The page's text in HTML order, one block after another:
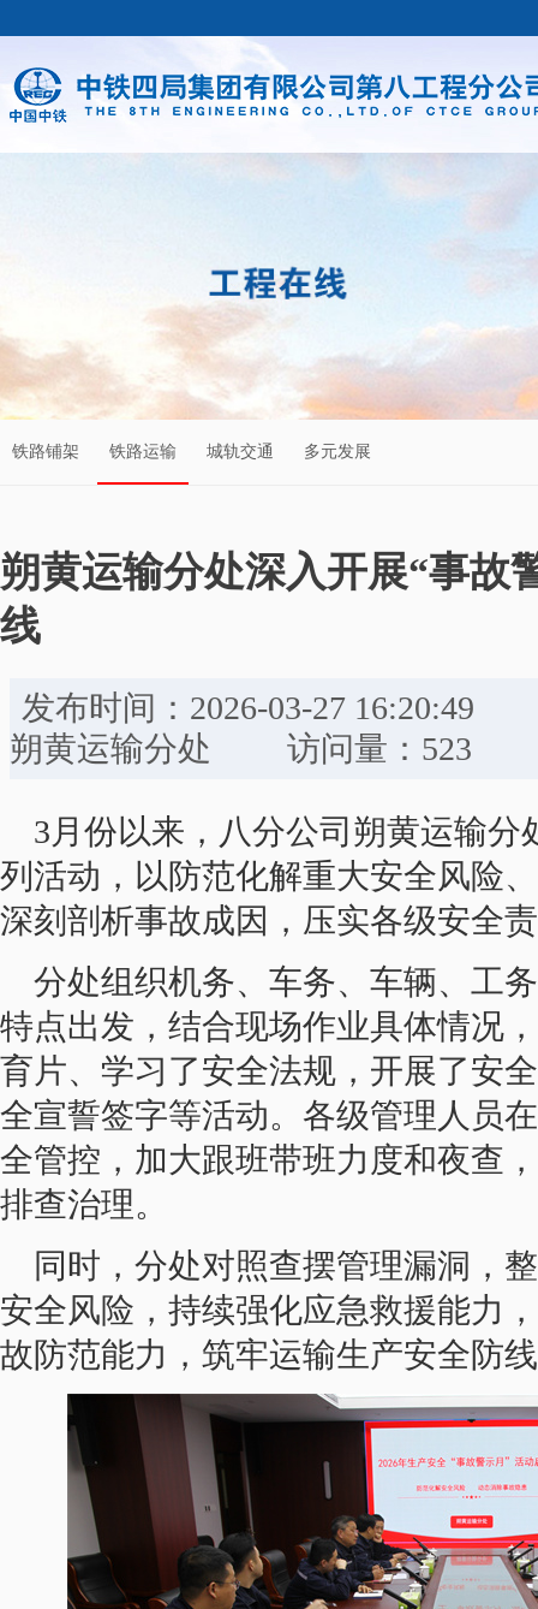
铁路铺架 铁路运输 城轨交通 多元发展
朔黄运输分处深入开展“事故
线
发布时间：2026-03-27
朔黄运输分处 访问量：523
3月份以来，八分公司朔黄运输分
列活动，以防范化解重大安全风险
深刻剖析事故成因，压实各级安全
分处组织机务、车务、车辆、工
特点出发，结合现场作业具体情况
育片、学习了安全法规，开展了安
全宣誓签字等活动。各级管理人员
全管控，加大跟班带班力度和夜查
排查治理。
同时，分处对照查摆管理漏洞，
安全风险，持续强化应急救援能力
故防范能力，筑牢运输生产安全防